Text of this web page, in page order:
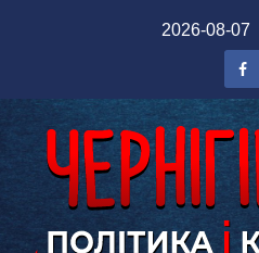
2026-08-07